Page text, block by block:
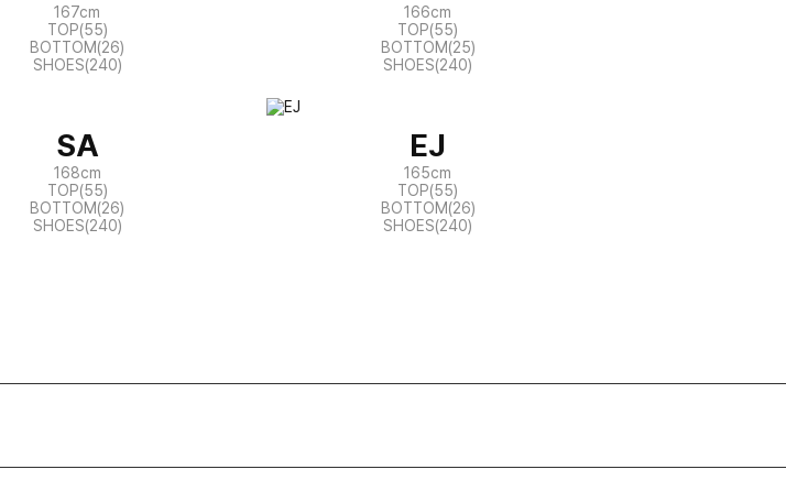
167cm
TOP(55)
BOTTOM(26)
SHOES(240)
166cm
TOP(55)
BOTTOM(25)
SHOES(240)
SA
168cm
TOP(55)
BOTTOM(26)
SHOES(240)
EJ
165cm
TOP(55)
BOTTOM(26)
SHOES(240)